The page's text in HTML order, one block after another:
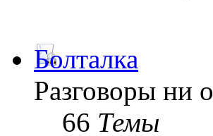
Болталка
Разговоры ни
66 Темы